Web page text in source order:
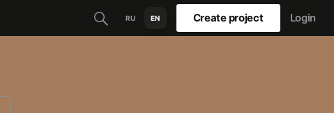
RU EN Create project Login